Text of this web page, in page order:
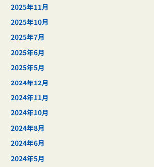
2025年11月
2025年10月
2025年7月
2025年6月
2025年5月
2024年12月
2024年11月
2024年10月
2024年8月
2024年6月
2024年5月